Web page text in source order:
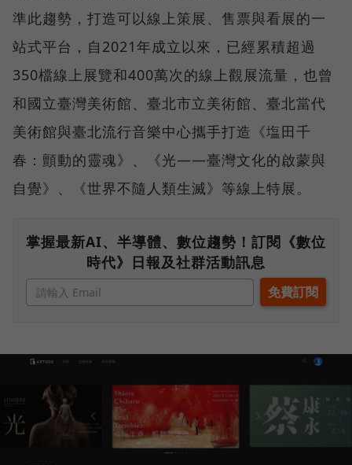
準此趨勢，打造可以線上策展、售票與看展的一
站式平台，自2021年成立以來，已經累積超過
350檔線上展覽和400萬次的線上觀展流量，也曾
和國立臺灣美術館、臺北市立美術館、臺北當代
美術館與臺北流行音樂中心攜手打造《塩田千
春：顫動的靈魂》、《光——臺灣文化的啟蒙與
自覺》、《世界不隨人類生滅》等線上特展。
掌握最新AI、半導體、數位趨勢！訂閱《數位
時代》日報及社群活動訊息